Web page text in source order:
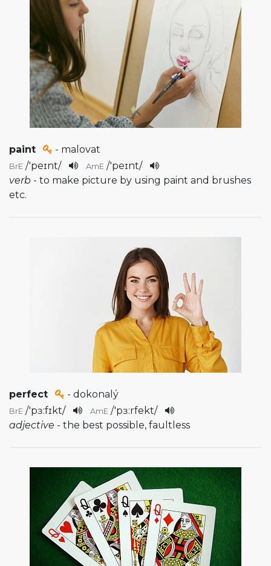
paint - malovat
BrE /'peɪnt/ AmE /'peɪnt/
verb - to make picture by using paint and brushes
etc.
perfect - dokonalý
BrE /'pɜ:fɪkt/ AmE /'pɜ:rfekt/
adjective - the best possible, faultless